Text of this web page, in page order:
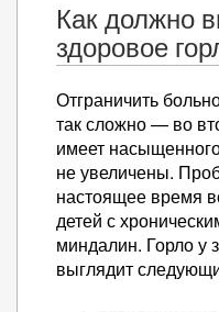
Как должно
здоровое
Отграничить
так сложно — во
имеет
не увеличены.
настоящее время
детей с
миндалин. Горло у
выглядит